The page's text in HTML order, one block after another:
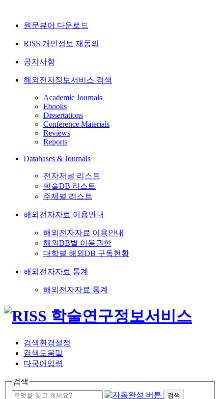
원문뷰어 다운로드
RISS 개인정보 재동의
공지사항
해외전자정보서비스 검색
Academic Journals
Ebooks
Dissertations
Conference Materials
Reviews
Reports
Databases & Journals
전자저널 리스트
학술DB 리스트
주제별 리스트
해외전자자료 이용안내
해외전자자료 이용안내
해외DB별 이용권한
대학별 해외DB 구독현황
해외전자자료 통계
해외전자자료 통계
검색환경설정
검색도움말
다국어입력
검색
검색